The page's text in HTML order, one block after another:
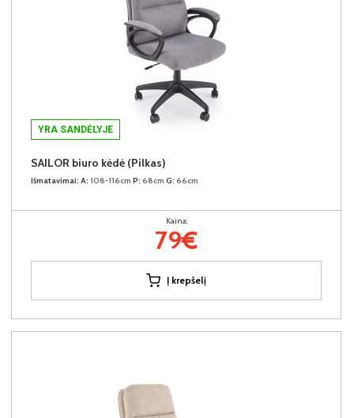
YRA SANDĖLYJE
SAILOR biuro kėdė (Pilkas)
Išmatavimai: A: 108-116cm P: 68cm G: 66cm
Kaina:
79€
Į krepšelį